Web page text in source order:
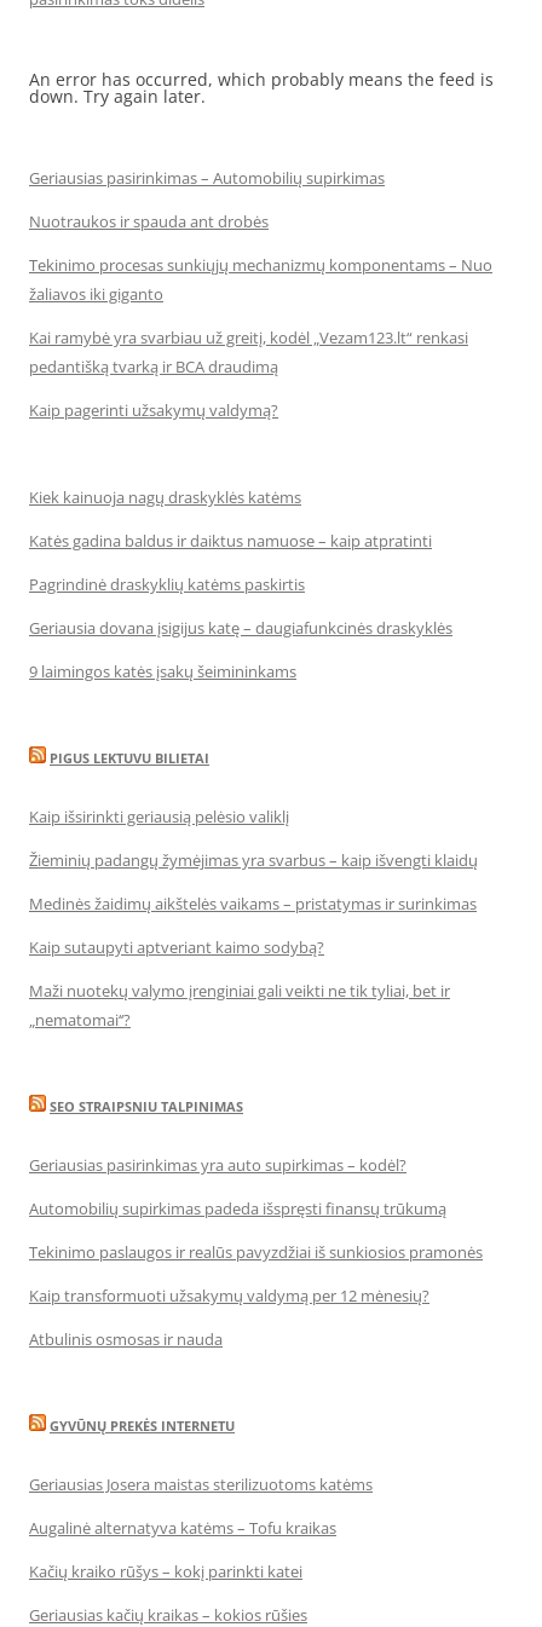
An error has occurred, which probably means the feed is
down. Try again later.
Geriausias pasirinkimas – Automobilių supirkimas
Nuotraukos ir spauda ant drobės
Tekinimo procesas sunkiųjų mechanizmų komponentams – Nuo
žaliavos iki giganto
Kai ramybė yra svarbiau už greitį, kodėl „Vezam123.lt“ renkasi
pedantišką tvarką ir BCA draudimą
Kaip pagerinti užsakymų valdymą?
Kiek kainuoja nagų draskyklės katėms
Katės gadina baldus ir daiktus namuose – kaip atpratinti
Pagrindinė draskyklių katėms paskirtis
Geriausia dovana įsigijus katę – daugiafunkcinės draskyklės
9 laimingos katės įsakų šeimininkams
PIGUS LEKTUVU BILIETAI
Kaip išsirinkti geriausią pelėsio valiklį
Žieminių padangų žymėjimas yra svarbus – kaip išvengti klaidų
Medinės žaidimų aikštelės vaikams – pristatymas ir surinkimas
Kaip sutaupyti aptveriant kaimo sodybą?
Maži nuotekų valymo įrenginiai gali veikti ne tik tyliai, bet ir
„nematomai‘‘?
SEO STRAIPSNIU TALPINIMAS
Geriausias pasirinkimas yra auto supirkimas – kodėl?
Automobilių supirkimas padeda išspręsti finansų trūkumą
Tekinimo paslaugos ir realūs pavyzdžiai iš sunkiosios pramonės
Kaip transformuoti užsakymų valdymą per 12 mėnesių?
Atbulinis osmosas ir nauda
GYVŪNŲ PREKĖS INTERNETU
Geriausias Josera maistas sterilizuotoms katėms
Augalinė alternatyva katėms – Tofu kraikas
Kačių kraiko rūšys – kokį parinkti katei
Geriausias kačių kraikas – kokios rūšies